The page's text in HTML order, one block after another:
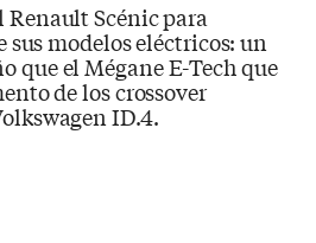
Scénic para
modelos eléctricos: un
que el Mégane E-Tech que
de los crossover
ID.4.